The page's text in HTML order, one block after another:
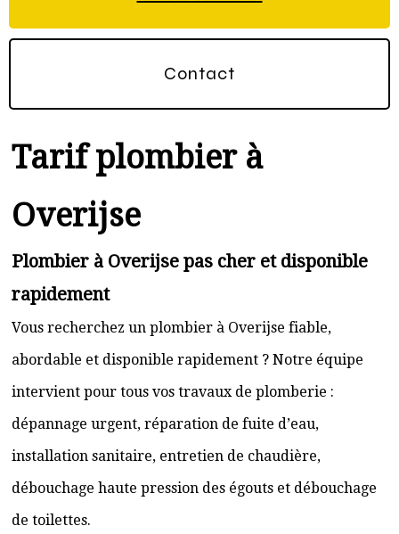
Contact
Tarif plombier à
Overijse
Plombier à Overijse pas cher et disponible
rapidement
Vous recherchez un plombier à Overijse fiable,
abordable et disponible rapidement ? Notre équipe
intervient pour tous vos travaux de plomberie :
dépannage urgent, réparation de fuite d’eau,
installation sanitaire, entretien de chaudière,
débouchage haute pression des égouts et débouchage
de toilettes.